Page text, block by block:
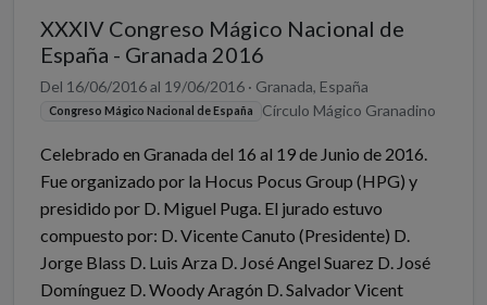
XXXIV Congreso Mágico Nacional de
España - Granada 2016
Del 16/06/2016 al 19/06/2016 · Granada, España
Congreso Mágico Nacional de España Círculo Mágico Granadino
Celebrado en Granada del 16 al 19 de Junio de 2016.
Fue organizado por la Hocus Pocus Group (HPG) y
presidido por D. Miguel Puga. El jurado estuvo
compuesto por: D. Vicente Canuto (Presidente) D.
Jorge Blass D. Luis Arza D. José Angel Suarez D. José
Domínguez D. Woody Aragón D. Salvador Vicent